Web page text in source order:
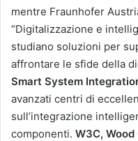
mentre Fraunhofer
“Digitalizzazione e
studiano soluzioni per
affrontare le sfide della
Smart System
avanzati centri di
sull’integrazione
componenti. W3C,